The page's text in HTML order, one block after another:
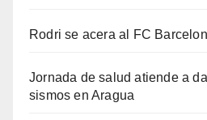
Rodri se acera al FC
Jornada de salud atiende a
sismos en Aragua